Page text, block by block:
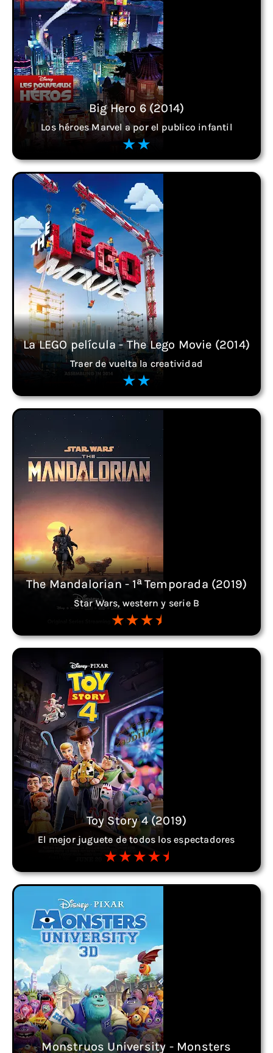
Big Hero 6 (2014)
Los héroes Marvel a por el publico infantil
La LEGO película - The Lego Movie (2014)
Traer de vuelta la creatividad
The Mandalorian - 1ª Temporada (2019)
Star Wars, western y serie B
Toy Story 4 (2019)
El mejor juguete de todos los espectadores
Monstruos University - Monsters